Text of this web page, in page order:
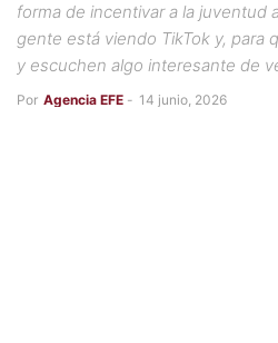
forma de incentivar a la juventud
gente está viendo TikTok y, para
y escuchen algo interesante de
Por Agencia EFE - 14 junio, 2026